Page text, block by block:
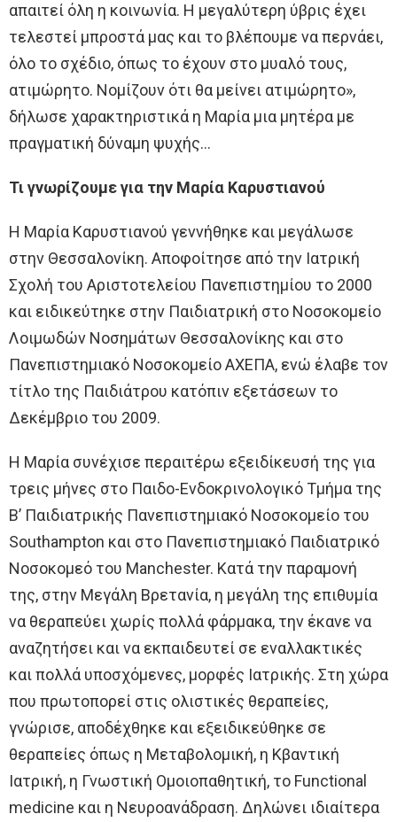
απαιτεί όλη η κοινωνία. Η μεγαλύτερη ύβρις έχει
τελεστεί μπροστά μας και το βλέπουμε να περνάει,
όλο το σχέδιο, όπως το έχουν στο μυαλό τους,
ατιμώρητο. Νομίζουν ότι θα μείνει ατιμώρητο»,
δήλωσε χαρακτηριστικά η Μαρία μια μητέρα με
πραγματική δύναμη ψυχής…
Τι γνωρίζουμε για την Μαρία Καρυστιανού
Η Μαρία Καρυστιανού γεννήθηκε και μεγάλωσε
στην Θεσσαλονίκη. Αποφοίτησε από την Ιατρική
Σχολή του Αριστοτελείου Πανεπιστημίου το 2000
και ειδικεύτηκε στην Παιδιατρική στο Νοσοκομείο
Λοιμωδών Νοσημάτων Θεσσαλονίκης και στο
Πανεπιστημιακό Νοσοκομείο ΑΧΕΠΑ, ενώ έλαβε τον
τίτλο της Παιδιάτρου κατόπιν εξετάσεων το
Δεκέμβριο του 2009.
Η Μαρία συνέχισε περαιτέρω εξειδίκευσή της για
τρεις μήνες στο Παιδο-Ενδοκρινολογικό Τμήμα της
Β’ Παιδιατρικής Πανεπιστημιακό Νοσοκομείο του
Southampton και στο Πανεπιστημιακό Παιδιατρικό
Νοσοκομεό του Manchester. Κατά την παραμονή
της, στην Μεγάλη Βρετανία, η μεγάλη της επιθυμία
να θεραπεύει χωρίς πολλά φάρμακα, την έκανε να
αναζητήσει και να εκπαιδευτεί σε εναλλακτικές
και πολλά υποσχόμενες, μορφές Ιατρικής. Στη χώρα
που πρωτοπορεί στις ολιστικές θεραπείες,
γνώρισε, αποδέχθηκε και εξειδικεύθηκε σε
θεραπείες όπως η Μεταβολομική, η Κβαντική
Ιατρική, η Γνωστική Ομοιοπαθητική, το Functional
medicine και η Νευροανάδραση. Δηλώνει ιδιαίτερα